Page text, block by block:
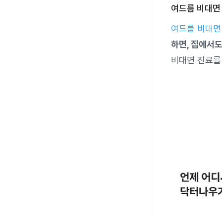
여드름 비대
여드름 비대
하면, 집에서
비대면 진료